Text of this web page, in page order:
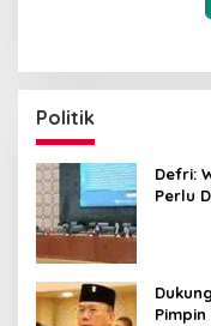
Politik
Defri:
Perlu